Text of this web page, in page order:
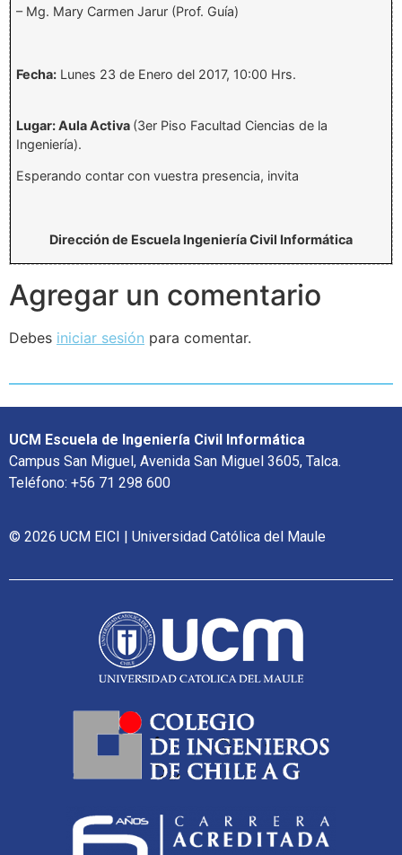
– Mg. Mary Carmen Jarur (Prof. Guía)
Fecha:Lunes 23 de Enero del 2017, 10:00 Hrs.
Lugar: Aula Activa (3er Piso Facultad Ciencias de la
Ingeniería).
Esperando contar con vuestra presencia, invita
Dirección de Escuela Ingeniería Civil Informática
Agregar un comentario
Debes iniciar sesión para comentar.
UCM Escuela de Ingeniería Civil Informática
Campus San Miguel, Avenida San Miguel 3605, Talca.
Teléfono: +56 71 298 600
© 2026 UCM EICI | Universidad Católica del Maule